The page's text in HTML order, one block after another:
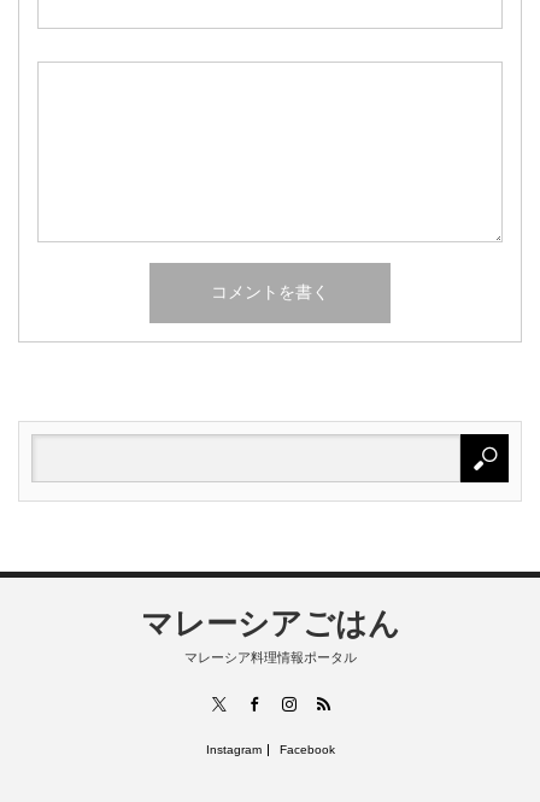
マレーシアごはん
マレーシア料理情報ポータル
FacebookInstagram
RSS
Instagram Facebook